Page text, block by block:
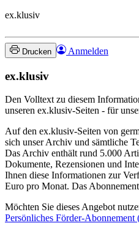
ex.klusiv
Drucken Anmelden
ex.klusiv
Den Volltext zu diesem
unseren ex.klusiv-Seiten - für
Auf den ex.klusiv-Seiten von
sich unser Archiv und sämtliche
Das Archiv enthält rund 5.000
Dokumente, Rezensionen und
Ihnen diese Informationen zur
Euro pro Monat. Das
Möchten Sie dieses Angebot
Persönliches Förder-Abonnement